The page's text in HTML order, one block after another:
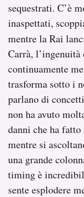
sequestrati. C’è
inaspettati,
mentre la Rai
Carrà, l’ingenuità
continuamente
trasforma sotto i
parlano di
non ha avuto
danni che ha
mentre si
una grande
timing è
sente esplodere